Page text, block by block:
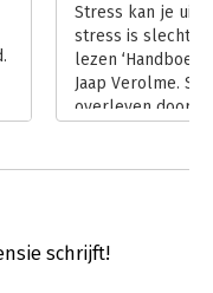
Stress kan je
stress is slecht.
lezen ‘Handboek
Jaap Verolme.
overleven door
zelfs doen
schrijft!